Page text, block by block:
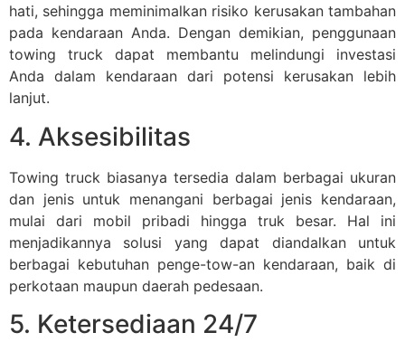
hati, sehingga meminimalkan risiko kerusakan tambahan
pada kendaraan Anda. Dengan demikian, penggunaan
towing truck dapat membantu melindungi investasi
Anda dalam kendaraan dari potensi kerusakan lebih
lanjut.
4. Aksesibilitas
Towing truck biasanya tersedia dalam berbagai ukuran
dan jenis untuk menangani berbagai jenis kendaraan,
mulai dari mobil pribadi hingga truk besar. Hal ini
menjadikannya solusi yang dapat diandalkan untuk
berbagai kebutuhan penge-tow-an kendaraan, baik di
perkotaan maupun daerah pedesaan.
5. Ketersediaan 24/7